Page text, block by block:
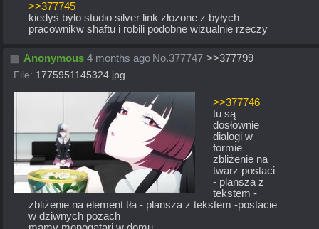
>>377745
kiedyś było studio silver link złożone z byłych
pracownikw shaftu i robili podobne wizualnie rzeczy
Anonymous 4 months ago No.377747 >>377799
File: 1775951145324.jpg
>>377746
tu są
dosłownie
dialogi w
formie
zbliżenie na
twarz postaci
- plansza z
tekstem -
zbliżenie na element tła - plansza z tekstem -postacie
w dziwnych pozach